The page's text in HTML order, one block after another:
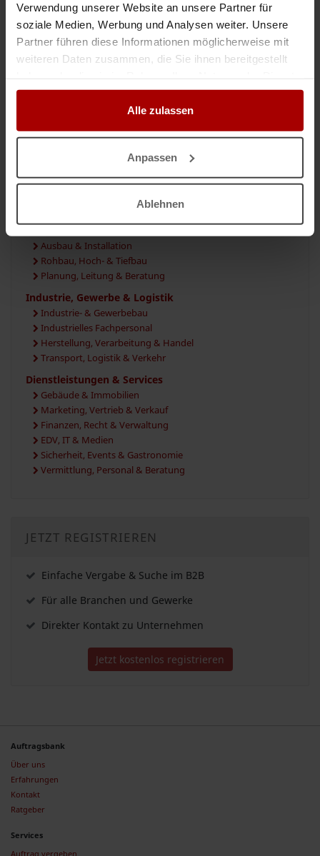
Verwendung unserer Website an unsere Partner für
soziale Medien, Werbung und Analysen weiter. Unsere
Partner führen diese Informationen möglicherweise mit
weiteren Daten zusammen, die Sie ihnen bereitgestellt
gesammelt haben.
Alle zulassen
Anpassen
Ablehnen
Auftrag vergeben
Auftrag suchen
Aktuelle Aufträge
Aktuelle Premium-Aufträge
Aktuelle Premium-Gesuche
Ausbau & Installation
Rohbau, Hoch- & Tiefbau
Planung, Leitung & Beratung
Industrie, Gewerbe & Logistik
Industrie- & Gewerbebau
Industrielles Fachpersonal
Herstellung, Verarbeitung & Handel
Transport, Logistik & Verkehr
Dienstleistungen & Services
Gebäude & Immobilien
Marketing, Vertrieb & Verkauf
Finanzen, Recht & Verwaltung
EDV, IT & Medien
Sicherheit, Events & Gastronomie
Vermittlung, Personal & Beratung
JETZT REGISTRIEREN
Einfache Vergabe & Suche im B2B
Für alle Branchen und Gewerke
Direkter Kontakt zu Unternehmen
Jetzt kostenlos registrieren
Auftragsbank
Über uns
Erfahrungen
Kontakt
Ratgeber
Services
Auftrag vergeben